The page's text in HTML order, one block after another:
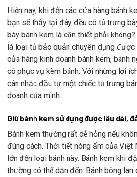
Hiện nay, khi đến các cửa hàng bánh
bạn sẽ thấy tại đây đều có tủ trưng
bày bánh kem là cần thiết phải
là loại tủ bảo quản chuyên dụng được
cửa hàng kinh doanh bánh kem, bánh
có phục vụ kèm bánh. Với những lợi
cân nhắc đầu tư một chiếc tủ trưng
doanh của mình.
Giữ bánh kem sử dụng được lâu dài,
Bánh kem thường rất dễ hỏng nếu
đúng cách. Thời tiết nóng ẩm của Việt
lớn đến loại bánh này. Bánh kem khi
thường có thể dẫn đến: Bánh bông lan